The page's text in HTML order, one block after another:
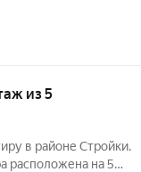
из 5
в районе Стройки.
расположена на 5